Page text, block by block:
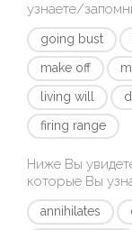
узнаете/
going bust
make off
living will
firing range
Ниже Вы
которые Вы
annihilates